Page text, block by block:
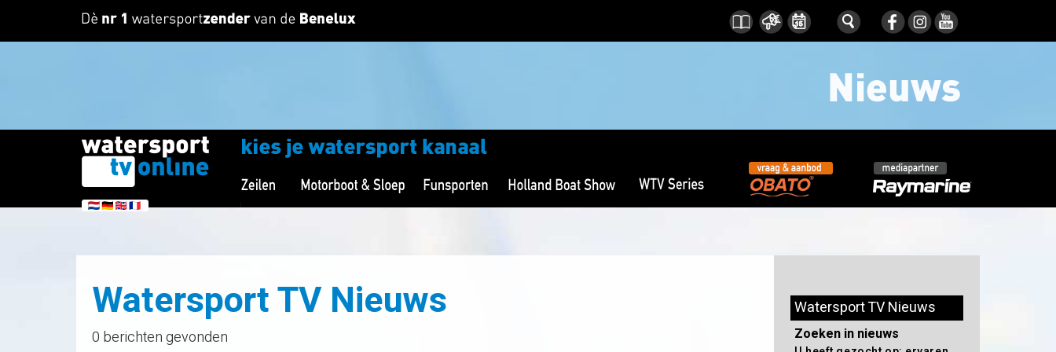
Watersport TV Nieuws
0 berichten gevonden
Watersport TV Nieuws
Zoeken in nieuws